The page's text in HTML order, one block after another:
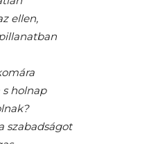
ellen,
holnap
szabadságot